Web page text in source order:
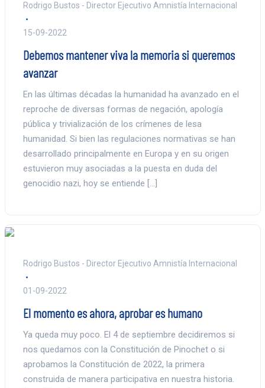
Rodrigo Bustos - Director Ejecutivo Amnistía Internacional
15-09-2022
Debemos mantener viva la memoria si queremos
avanzar
En las últimas décadas la humanidad ha avanzado en el
reproche de diversas formas de negación, apología
pública y trivialización de los crímenes de lesa
humanidad. Si bien las regulaciones normativas se han
desarrollado principalmente en Europa y en su origen
estuvieron muy asociadas a la puesta en duda del
genocidio nazi, hoy se entiende […]
Rodrigo Bustos - Director Ejecutivo Amnistía Internacional
01-09-2022
El momento es ahora, aprobar es humano
Ya queda muy poco. El 4 de septiembre decidiremos si
nos quedamos con la Constitución de Pinochet o si
aprobamos la Constitución de 2022, la primera
construida de manera participativa en nuestra historia.